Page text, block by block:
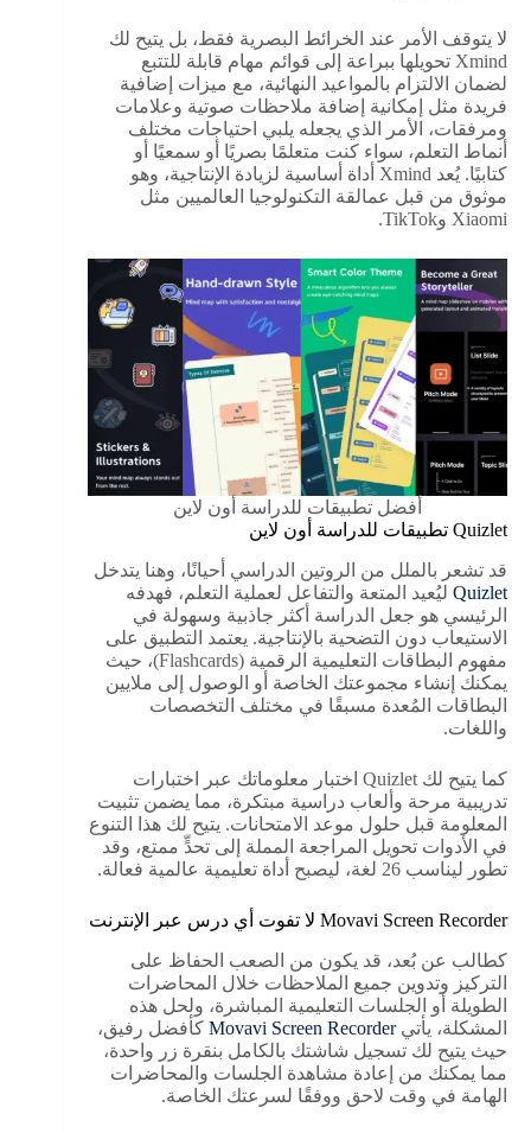
لا يتوقف الأمر عند الخرائط البصرية فقط، بل يتيح لك
Xmind تحويلها ببراعة إلى قوائم مهام قابلة للتتبع
لضمان الالتزام بالمواعيد النهائية، مع ميزات إضافية
فريدة مثل إمكانية إضافة ملاحظات صوتية وعلامات
ومرفقات، الأمر الذي يجعله يلبي احتياجات مختلف
أنماط التعلم، سواء كنت متعلمًا بصريًا أو سمعيًا أو
كتابيًا. يُعد Xmind أداة أساسية لزيادة الإنتاجية، وهو
موثوق من قبل عمالقة التكنولوجيا العالميين مثل
Xiaomi وTikTok.
أفضل تطبيقات للدراسة أون لاين
Quizlet تطبيقات للدراسة أون لاين
قد تشعر بالملل من الروتين الدراسي أحيانًا، وهنا يتدخل
Quizlet ليُعيد المتعة والتفاعل لعملية التعلم، فهدفه
الرئيسي هو جعل الدراسة أكثر جاذبية وسهولة في
الاستيعاب دون التضحية بالإنتاجية. يعتمد التطبيق على
مفهوم البطاقات التعليمية الرقمية (Flashcards)، حيث
يمكنك إنشاء مجموعتك الخاصة أو الوصول إلى ملايين
البطاقات المُعدة مسبقًا في مختلف التخصصات
واللغات.
كما يتيح لك Quizlet اختبار معلوماتك عبر اختبارات
تدريبية مرحة وألعاب دراسية مبتكرة، مما يضمن تثبيت
المعلومة قبل حلول موعد الامتحانات. يتيح لك هذا التنوع
في الأدوات تحويل المراجعة المملة إلى تحدٍّ ممتع، وقد
تطور ليناسب 26 لغة، ليصبح أداة تعليمية عالمية فعالة.
Movavi Screen Recorder لا تفوت أي درس عبر الإنترنت
كطالب عن بُعد، قد يكون من الصعب الحفاظ على
التركيز وتدوين جميع الملاحظات خلال المحاضرات
الطويلة أو الجلسات التعليمية المباشرة، ولحل هذه
المشكلة، يأتي Movavi Screen Recorder
كأفضل رفيق،
حيث يتيح لك تسجيل شاشتك بالكامل بنقرة زر واحدة،
مما يمكنك من إعادة مشاهدة الجلسات والمحاضرات
الهامة في وقت لاحق ووفقًا لسرعتك الخاصة.